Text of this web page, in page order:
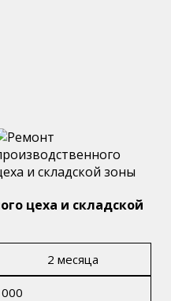
цеха и складской
2 месяца